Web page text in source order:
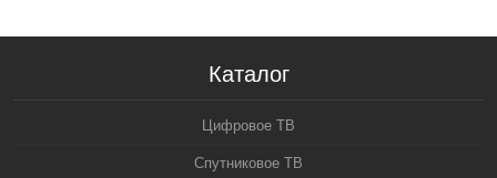
Каталог
Цифровое ТВ
Спутниковое ТВ